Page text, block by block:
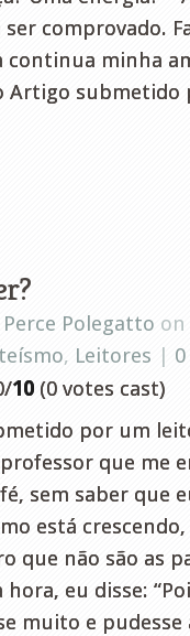
comprovado.
continua minha
Artigo
Perce Polegatto on
, Leitores |
10 (0 votes cast)
por um
que me
sem saber que
está
que não são as
eu disse:
muito e